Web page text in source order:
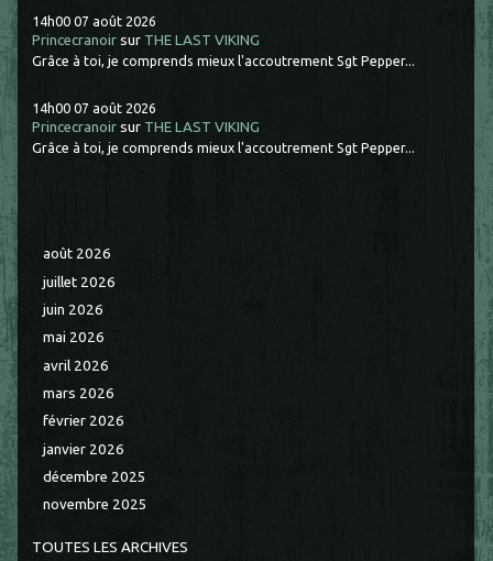
14h00 07 août 2026
Princecranoir sur THE LAST VIKING
Grâce à toi, je comprends mieux l'accoutrement Sgt Pepper...
14h00 07 août 2026
Princecranoir sur THE LAST VIKING
Grâce à toi, je comprends mieux l'accoutrement Sgt Pepper...
août 2026
juillet 2026
juin 2026
mai 2026
avril 2026
mars 2026
février 2026
janvier 2026
décembre 2025
novembre 2025
TOUTES LES ARCHIVES